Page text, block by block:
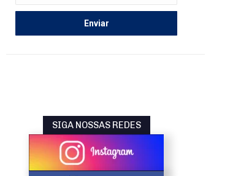
SIGA NOSSAS REDES